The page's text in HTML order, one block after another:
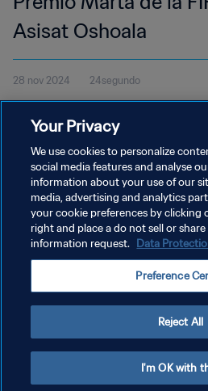
Asisat Oshoala
28 nov 2024 24segundo
en la Liga de Campeones Femenina
Premio Marta de la FIFA 2024.
POLÍTICA DE PRIVACIDAD
AJUSTAR LA CONFIGURACIÓN DE LAS
Copyright © 1994 - 2026 FIFA. Todos los derechos
Your Privacy
We use cookies to personalize
social media features and analyse
information about your use of our
media, advertising and analytics
your cookie preferences by clicking
right and place a do not sell or
information request. Data
Preference
Reject All
I'm OK with